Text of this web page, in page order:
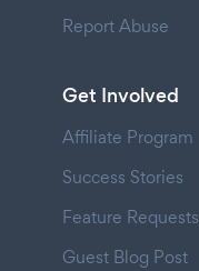
Report Abuse
Get Involved
Affiliate Program
Success Stories
Feature Requests
Guest Blog Post